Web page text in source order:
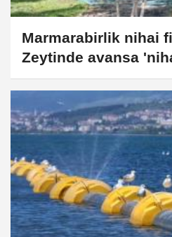
Marmarabirlik nihai
Zeytinde avansa